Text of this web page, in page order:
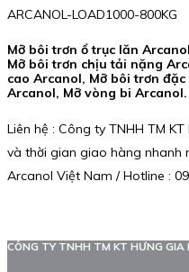
ARCANOL-LOAD1000-800KG
Mỡ bôi trơn ổ trục lăn
Mỡ bôi trơn chịu tải nặng
cao Arcanol, Mỡ bôi trơn
Arcanol, Mỡ vòng bi Arcanol.
Liên hệ : Công ty TNHH TM
và thời gian giao hàng nhanh
Arcanol Việt Nam / Hotline :
CÔNG TY TNHH TM KT HƯNG GIA